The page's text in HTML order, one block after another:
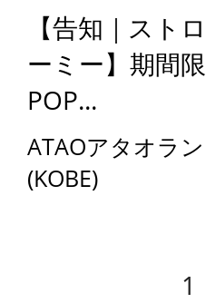
【告知｜スト
ーミー】期間
POP...
ATAOアタオラ
(KOBE)
1